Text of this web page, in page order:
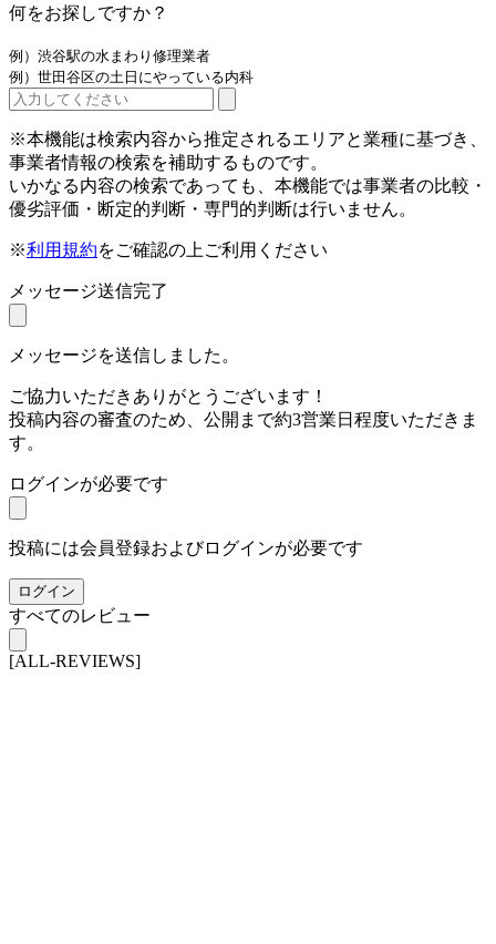
何をお探しですか？
例）渋谷駅の水まわり修理業者
例）世田谷区の土日にやっている内科
※本機能は検索内容から推定されるエリアと業種に基づき、
事業者情報の検索を補助するものです。
いかなる内容の検索であっても、本機能では事業者の比較・
優劣評価・断定的判断・専門的判断は行いません。
※利用規約をご確認の上ご利用ください
メッセージ送信完了
メッセージを送信しました。
ご協力いただきありがとうございます！
投稿内容の審査のため、公開まで約3営業日程度いただきま
す。
ログインが必要です
投稿には会員登録およびログインが必要です
ログイン
すべてのレビュー
[ALL-REVIEWS]